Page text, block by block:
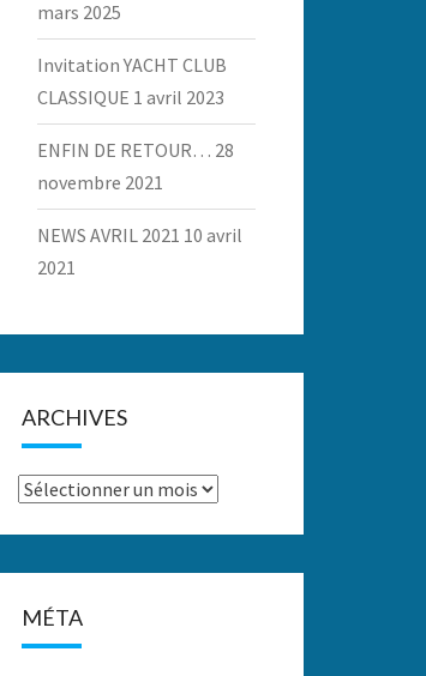
mars 2025
Invitation YACHT CLUB
CLASSIQUE 1 avril 2023
ENFIN DE RETOUR… 28
novembre 2021
NEWS AVRIL 2021 10 avril
2021
ARCHIVES
Archives
MÉTA